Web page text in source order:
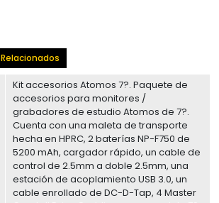
Relacionados
Kit accesorios Atomos 7?. Paquete de
accesorios para monitores /
grabadores de estudio Atomos de 7?.
Cuenta con una maleta de transporte
hecha en HPRC, 2 baterías NP-F750 de
5200 mAh, cargador rápido, un cable de
control de 2.5mm a doble 2.5mm, una
estación de acoplamiento USB 3.0, un
cable enrollado de DC-D-Tap, 4 Master